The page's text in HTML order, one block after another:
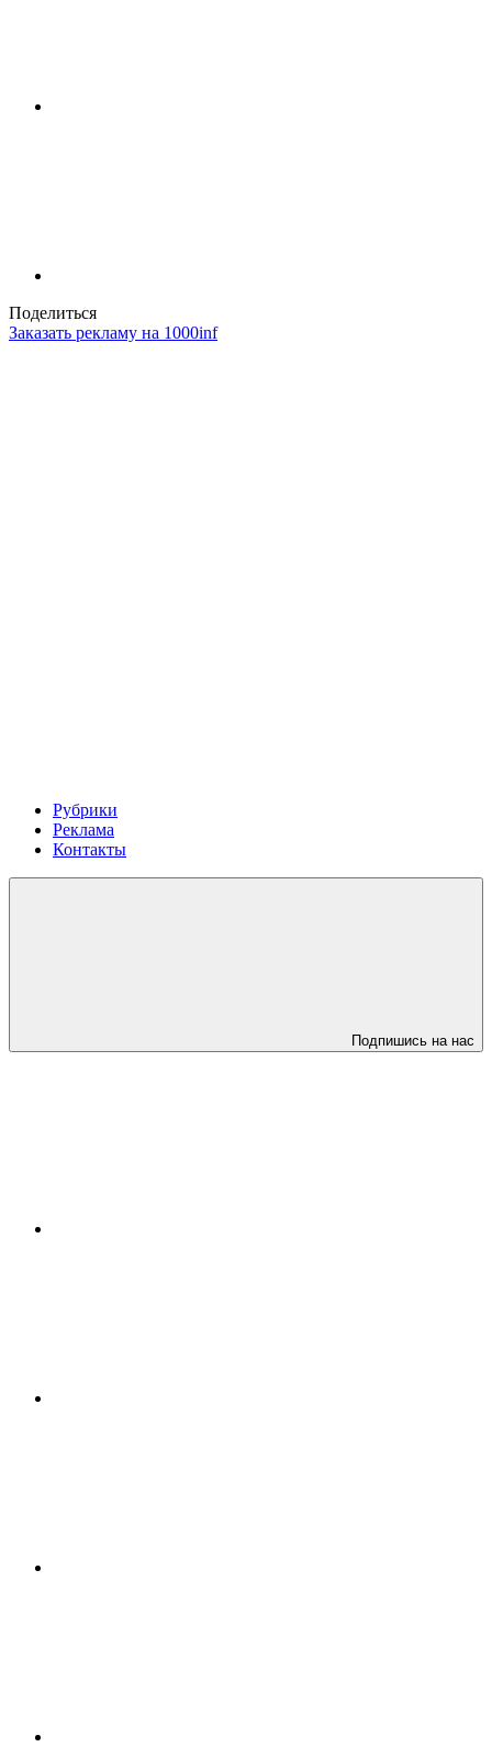
Поделиться
Заказать рекламу на 1000inf
Рубрики
Реклама
Контакты
Подпишись на нас